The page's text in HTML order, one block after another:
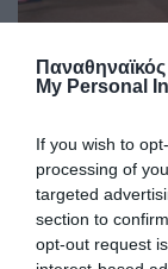
My Personal
If you wish to
processing of
targeted
section to
opt-out request
Πρώτος
Ο πρωταθλητής
Ελλάδας στις
σύλλογος της
με τα